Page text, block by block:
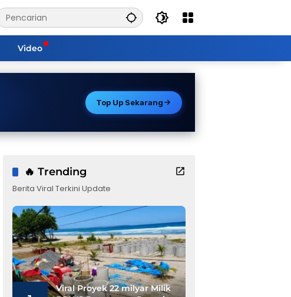
Video
Top Up Sekarang
🔥 Trending
Berita Viral Terkini Update
Viral Proyek 22 milyar Milik